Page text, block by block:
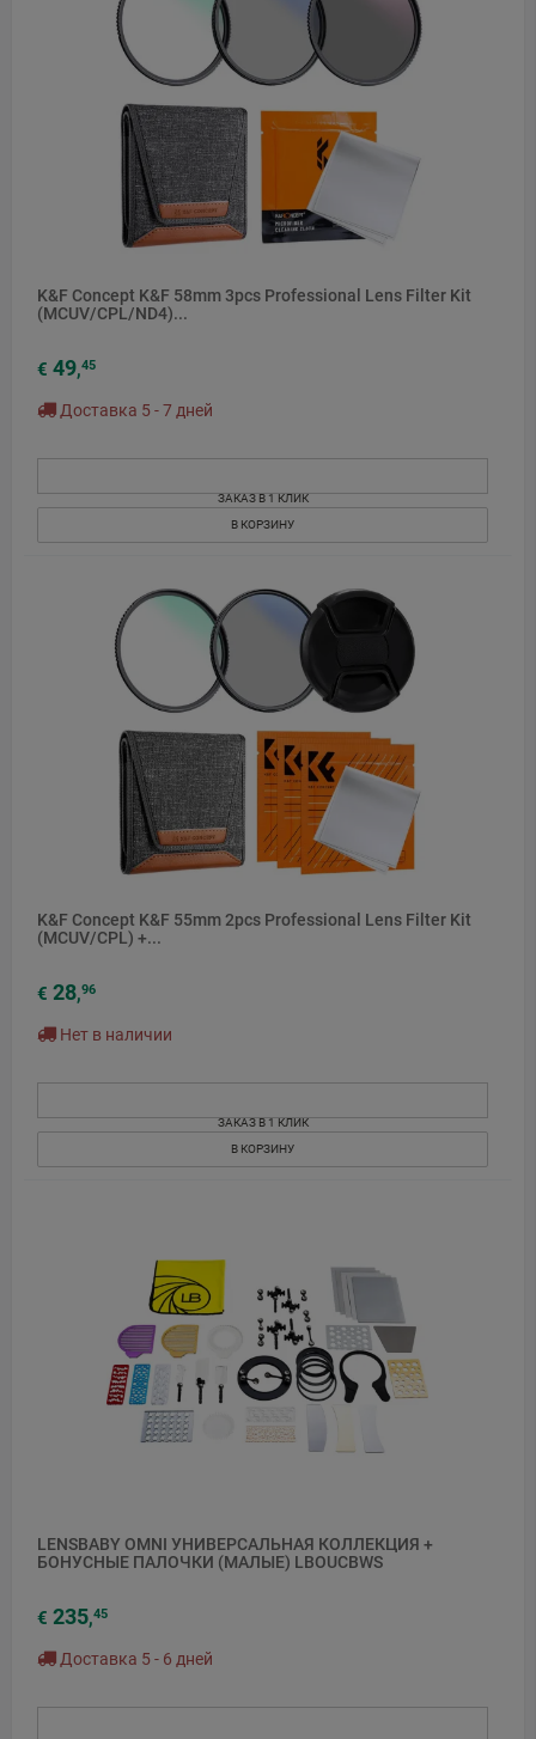
K&F Concept K&F 58mm 3pcs Professional Lens Filter Kit
(MCUV/CPL/ND4)...
€ 49,45
Доставка 5 - 7 дней
ЗАКАЗ В 1 КЛИК
В КОРЗИНУ
K&F Concept K&F 55mm 2pcs Professional Lens Filter Kit
(MCUV/CPL) +...
€ 28,96
Нет в наличии
ЗАКАЗ В 1 КЛИК
В КОРЗИНУ
LENSBABY OMNI УНИВЕРСАЛЬНАЯ КОЛЛЕКЦИЯ +
БОНУСНЫЕ ПАЛОЧКИ (МАЛЫЕ) LBOUCBWS
€ 235,45
Доставка 5 - 6 дней